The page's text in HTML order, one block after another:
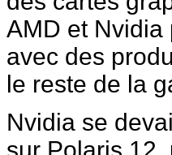
AMD et Nvidia
avec des
le reste de la
Nvidia se